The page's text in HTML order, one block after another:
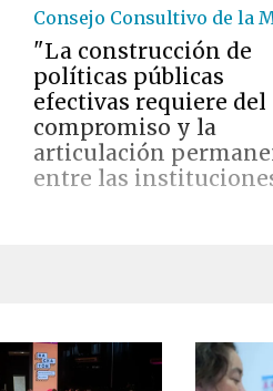
Consejo Consultivo de la
"La construcción de
políticas públicas
efectivas requiere del
compromiso y la
articulación
entre las